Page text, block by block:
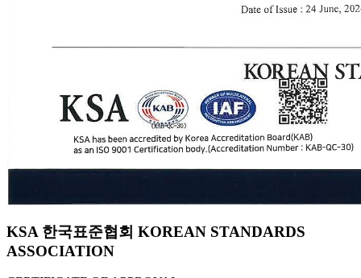
KSA 한국표준협회 KOREAN STANDARDS
ASSOCIATION